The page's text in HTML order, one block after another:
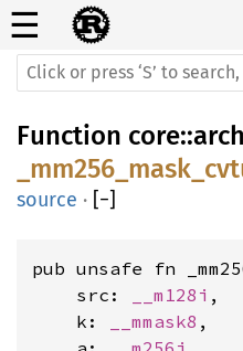
☰
Function core::arch
source · [−]
pub unsafe fn
    src:
__m128i ,
    k:
__mmask8 ,